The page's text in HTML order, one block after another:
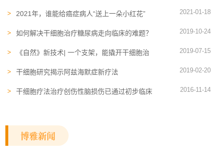
2021年，谁能给癌症病人“送上一朵小红花” 2021-01-18
如何解决干细胞治疗糖尿病走向临床的难题？
2019-10-24
《自然》新技术| 一个支架，能撬开干细胞治
2019-07-15
干细胞研究揭示阿兹海默症新疗法 2019-02-20
干细胞疗法治疗创伤性脑损伤已通过初步临床
2016-11-14
博雅新闻